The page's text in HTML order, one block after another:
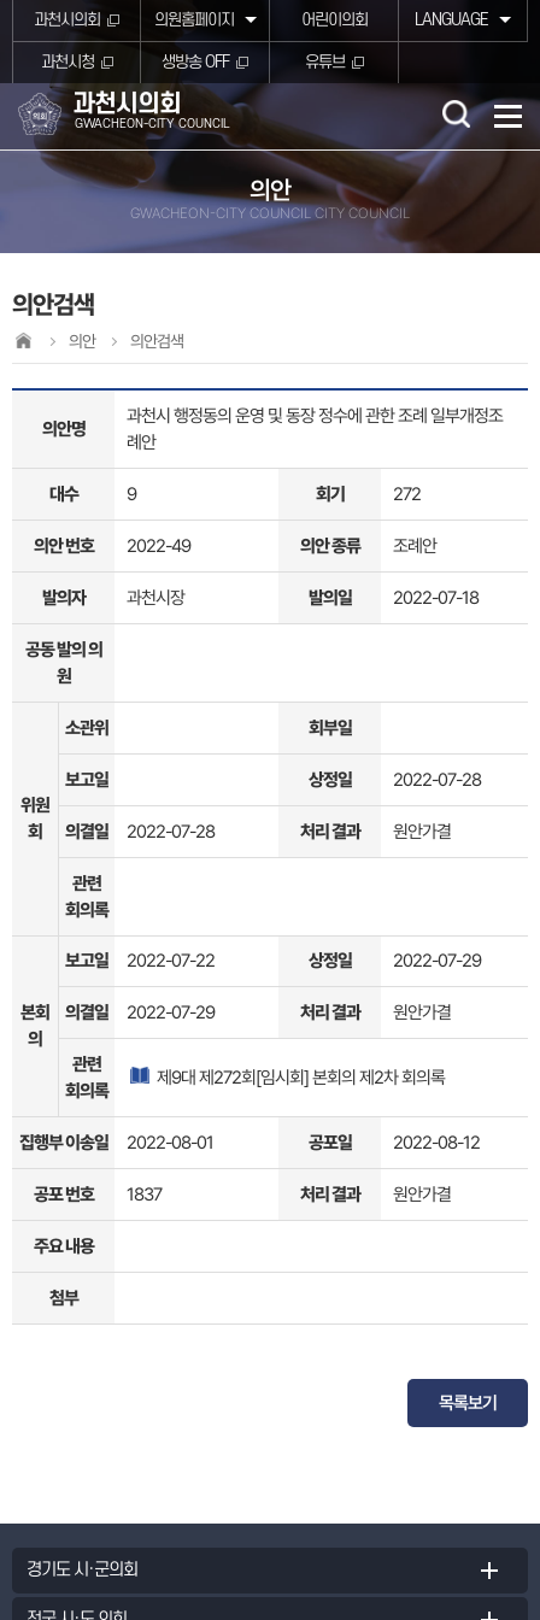
본문바로가기
과천시의회 의원홈페이지 어린이의회 LANGUAGE
과천시청 생방송 OFF 유튜브
과천시의회
GWACHEON-CITY COUNCIL
의안
GWACHEON-CITY COUNCIL CITY COUNCIL
의안검색
의안 의안검색
의안명
과천시 행정동의 운영 및 동장 정수에 관한 조례 일부개정조
례안
대수 9 회기 272
의안 번호 2022-49 의안 종류 조례안
발의자 과천시장 발의일 2022-07-18
공동 발의 의
원
위원
회
소관위 회부일
보고일 상정일 2022-07-28
의결일 2022-07-28 처리 결과 원안가결
관련
회의록
본회
의
보고일 2022-07-22 상정일 2022-07-29
의결일 2022-07-29 처리 결과 원안가결
관련
회의록
제9대 제272회[임시회] 본회의 제2차 회의록
집행부 이송일 2022-08-01 공포일 2022-08-12
공포 번호 1837 처리 결과 원안가결
주요 내용
첨부
목록보기
경기도 시·군의회